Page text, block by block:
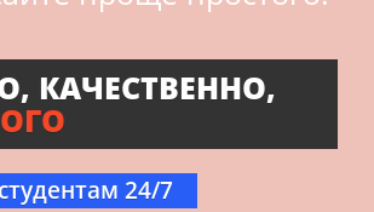
КАЧЕСТВЕННО,
24/7